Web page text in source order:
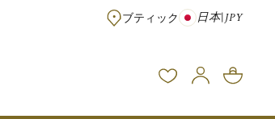
以上のご注文は送料無料 ※フランス本社在庫より直送。メゾ
ブティック 日本|JPY